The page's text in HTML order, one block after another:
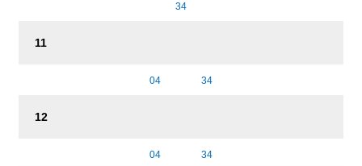
34
11
04 34
12
04 34